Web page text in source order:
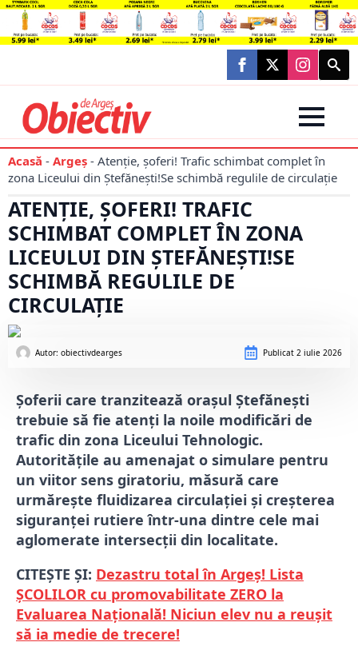
Search
for:
Acasă - Argeș - Atenție, șoferi! Trafic schimbat complet în
zona Liceului din Ștefănești!Se schimbă regulile de circulație
ATENȚIE, ȘOFERI! TRAFIC
SCHIMBAT COMPLET ÎN ZONA
LICEULUI DIN ȘTEFĂNEȘTI!SE
SCHIMBĂ REGULILE DE
CIRCULAȚIE
Autor: obiectivdearges Publicat 2 iulie 2026
Șoferii care tranzitează orașul Ștefănești
trebuie să fie atenți la noile modificări de
trafic din zona Liceului Tehnologic.
Autoritățile au amenajat o simulare pentru
un viitor sens giratoriu, măsură care
urmărește fluidizarea circulației și creșterea
siguranței rutiere într-una dintre cele mai
aglomerate intersecții din localitate.
CITEȘTE ȘI: Dezastru total în Argeș! Lista
ȘCOLILOR cu promovabilitate ZERO la
Evaluarea Națională! Niciun elev nu a reușit
să ia medie de trecere!